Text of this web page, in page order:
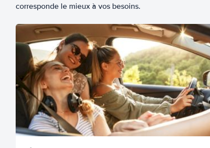
corresponde le mieux à vos besoins.